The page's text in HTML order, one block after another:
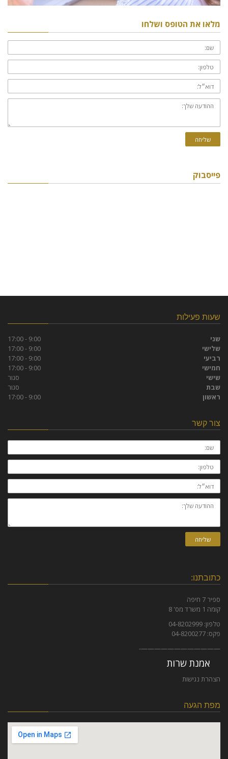
מלאו את הטופס ושלחו
שם:
טלפון:
דוא״ל:
ההודעה
שלך:
שליחה
פייסבוק
שעות פעילות
שני
9:00 - 17:00
שלישי
9:00 - 17:00
רביעי
9:00 - 17:00
חמישי
9:00 - 17:00
שישי
סגור
שבת
סגור
ראשון
9:00 - 17:00
צור קשר
שם:
טלפון:
דוא״ל:
ההודעה
שלך:
שליחה
כתובתנו:
ספיר 7 חיפה
קומה 1 משרד מס' 8
טלפון: 04-8202999
פקס: 04-8200277
————————————-
אמנת שרות
הצהרת נגישות
מפת הגעה